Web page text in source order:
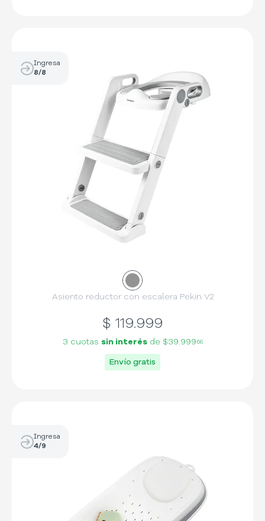
Ingresa
8/8
Asiento reductor con escalera Pekin V2
$ 119.999
3 cuotas sin interésde $39.999 66
Envío gratis
Ingresa
4/9